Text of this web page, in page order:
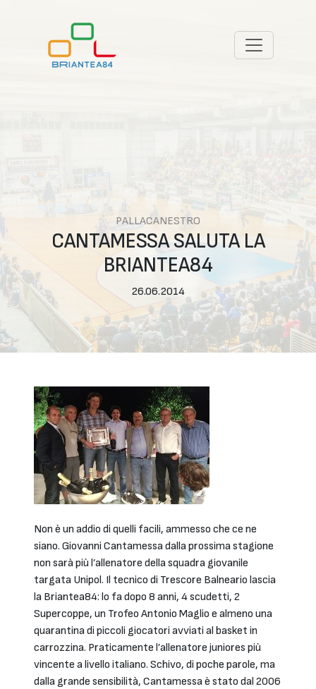
PALLACANESTRO
CANTAMESSA SALUTA LA
BRIANTEA84
26.06.2014
Non è un addio di quelli facili, ammesso che ce ne
siano. Giovanni Cantamessa dalla prossima stagione
non sarà più l’allenatore della squadra giovanile
targata Unipol. Il tecnico di Trescore Balneario lascia
la Briantea84: lo fa dopo 8 anni, 4 scudetti, 2
Supercoppe, un Trofeo Antonio Maglio e almeno una
quarantina di piccoli giocatori avviati al basket in
carrozzina. Praticamente l’allenatore juniores più
vincente a livello italiano. Schivo, di poche parole, ma
dalla grande sensibilità, Cantamessa è stato dal 2006